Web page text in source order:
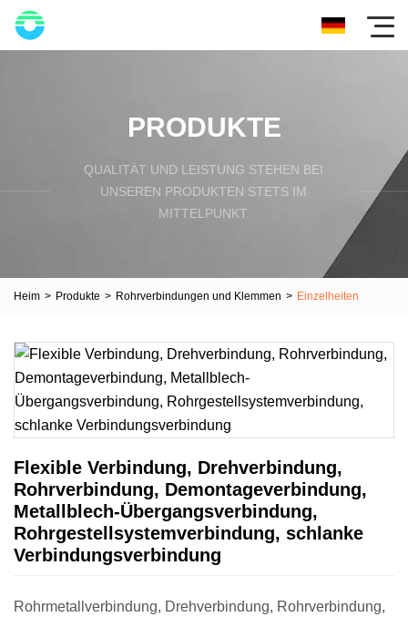
PRODUKTE
QUALITÄT UND LEISTUNG STEHEN BEI
UNSEREN PRODUKTEN STETS IM
MITTELPUNKT.
Heim > Produkte > Rohrverbindungen und Klemmen > Einzelheiten
Flexible Verbindung, Drehverbindung,
Rohrverbindung, Demontageverbindung,
Metallblech-Übergangsverbindung,
Rohrgestellsystemverbindung, schlanke
Verbindungsverbindung
Rohrmetallverbindung, Drehverbindung, Rohrverbindung,